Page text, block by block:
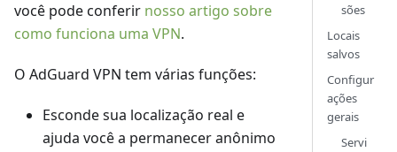
você pode conferir nosso artigo sobre
como funciona uma VPN.
O AdGuard VPN tem várias funções:
Esconde sua localização real e
ajuda você a permanecer anônimo
sões
Locais
salvos
Configur
ações
gerais
Servi